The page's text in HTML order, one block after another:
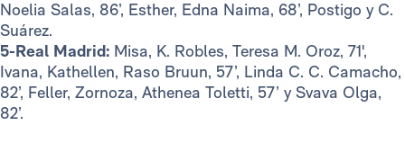
Noelia Salas, 86’, Esther, Edna Naima, 68’, Postigo y C.
Suárez.
5-Real Madrid: Misa, K. Robles, Teresa M. Oroz, 71',
Ivana, Kathellen, Raso Bruun, 57’, Linda C. C. Camacho,
82’, Feller, Zornoza, Athenea Toletti, 57’ y Svava Olga,
82’.